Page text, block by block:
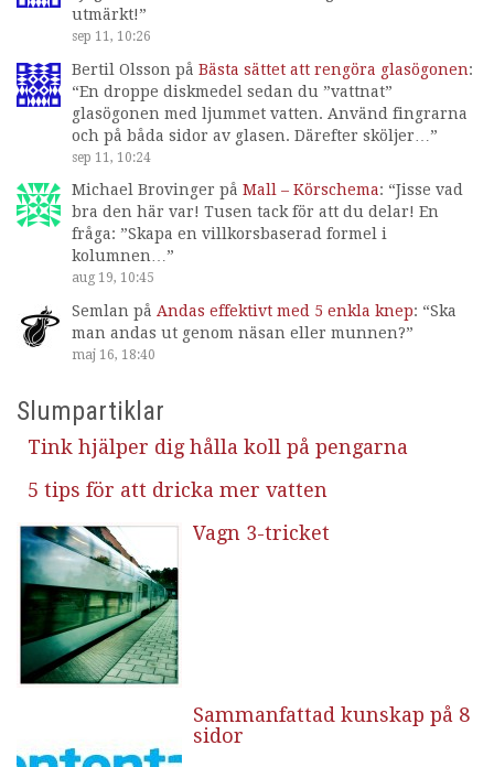
utmärkt!”
sep 11, 10:26
Bertil Olsson på Bästa sättet att rengöra glasögonen:
“En droppe diskmedel sedan du ”vattnat”
glasögonen med ljummet vatten. Använd fingrarna
och på båda sidor av glasen. Därefter sköljer… ”
sep 11, 10:24
Michael Brovinger på Mall – Körschema: “Jisse vad
bra den här var! Tusen tack för att du delar! En
fråga: ”Skapa en villkorsbaserad formel i
kolumnen…”
aug 19, 10:45
Semlan på Andas effektivt med 5 enkla knep: “Ska
man andas ut genom näsan eller munnen?”
maj 16, 18:40
Slumpartiklar
Tink hjälper dig hålla koll på pengarna
5 tips för att dricka mer vatten
Vagn 3-tricket
Sammanfattad kunskap på 8
sidor